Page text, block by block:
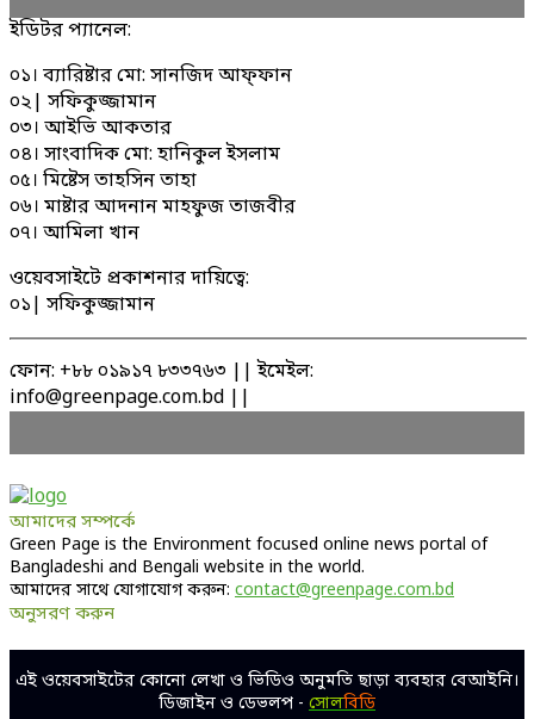
ইডিটর প্যানেল:
০১। ব্যারিষ্টার মো: সানজিদ আফ্ফান
০২| সফিকুজ্জামান
০৩। আইভি আকতার
০৪। সাংবাদিক মো: হানিকুল ইসলাম
০৫। মিষ্টেস তাহসিন তাহা
০৬। মাষ্টার আদনান মাহফুজ তাজবীর
০৭। আমিলা খান
ওয়েবসাইটে প্রকাশনার দায়িত্বে:
০১| সফিকুজ্জামান
ফোন: +৮৮ ০১৯১৭ ৮৩৩৭৬৩ || ইমেইল:
info@greenpage.com.bd ||
আমাদের সম্পর্কে
Green Page is the Environment focused online news portal of
Bangladeshi and Bengali website in the world.
আমাদের সাথে যোগাযোগ করুন: contact@greenpage.com.bd
অনুসরণ করুন
এই ওয়েবসাইটের কোনো লেখা ও ভিডিও অনুমতি ছাড়া ব্যবহার বেআইনি।
ডিজাইন ও ডেভলপ - সোলবিডি